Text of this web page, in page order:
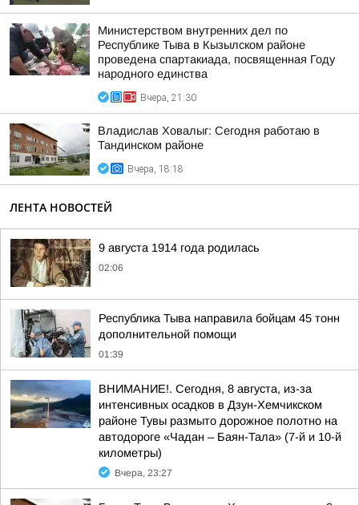
Министерством внутренних дел по
Республике Тыва в Кызылском районе
проведена спартакиада, посвященная Году
народного единства
Вчера, 21:30
Владислав Ховалыг: Сегодня работаю в
Тандинском районе
Вчера, 18:18
ЛЕНТА НОВОСТЕЙ
9 августа 1914 года родилась
02:06
Республика Тыва направила бойцам 45 тонн
дополнительной помощи
01:39
ВНИМАНИЕ!. Сегодня, 8 августа, из-за
интенсивных осадков в Дзун-Хемчикском
районе Тувы размыто дорожное полотно на
автодороге «Чадан – Баян-Тала» (7-й и 10-й
километры)
Вчера, 23:27